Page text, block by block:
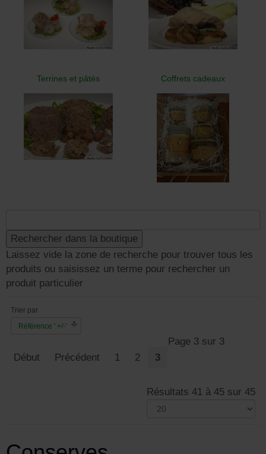
Terrines et pâtés Coffrets cadeaux
Laissez vide la zone de recherche pour trouver tous les
produits ou saisissez un terme pour rechercher un
produit particulier
Trier par
Référence ' +/-'
Début Précédent 1 2 3
Page 3 sur 3
Résultats 41 à 45 sur 45